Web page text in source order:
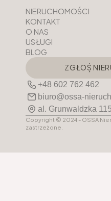
Copyright © 2024 - OSSA
zastrzeżone.
ZGŁOŚ
ZGŁOŚ
al. Grunwaldzka
biuro@ossa-
+48 602 762 462
NIERUCHOMOŚCI
KONTAKT
O NAS
USŁUGI
BLOG